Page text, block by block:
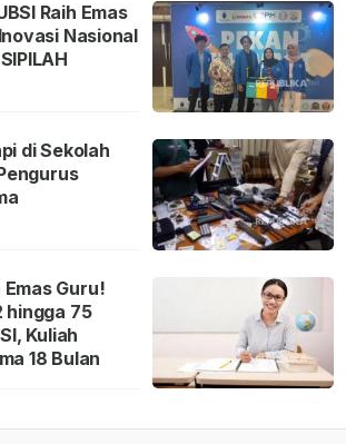
Raih Emas
Nasional
di Sekolah
Guru!
hingga 75
Kuliah
18 Bulan